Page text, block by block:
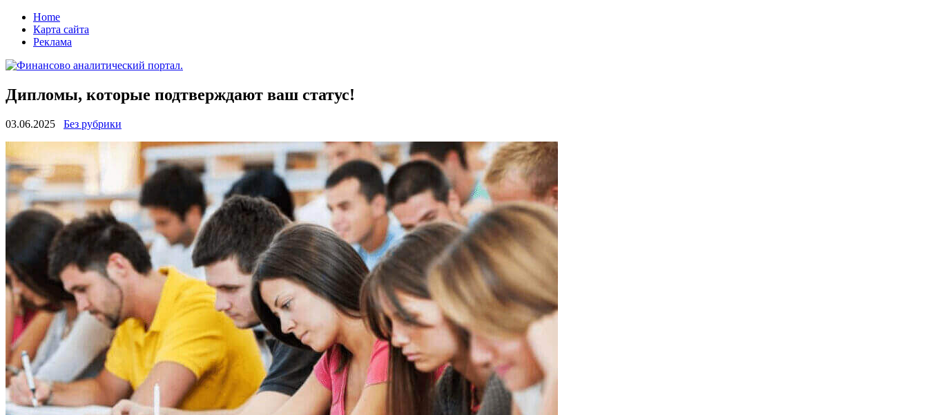
Home
Карта сайта
Реклама
Дипломы, которые подтверждают ваш статус!
03.06.2025 Без рубрики